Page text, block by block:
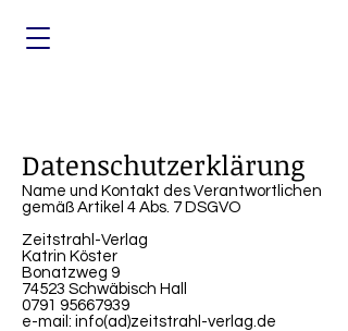
Datenschutzerklärung
Name und Kontakt des Verantwortlichen
gemäß Artikel 4 Abs. 7 DSGVO
Zeitstrahl-Verlag
Katrin Köster
Bonatzweg 9
74523 Schwäbisch Hall
0791 95667939
e-mail: info(ad)zeitstrahl-verlag.de